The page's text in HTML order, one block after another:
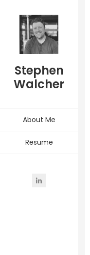
Stephen
Walcher
About Me
Resume